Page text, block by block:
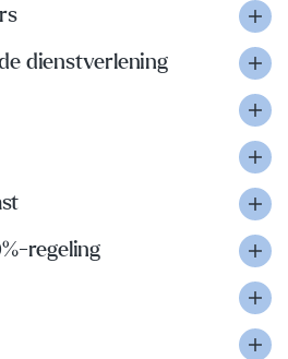
dienstverlening
regeling